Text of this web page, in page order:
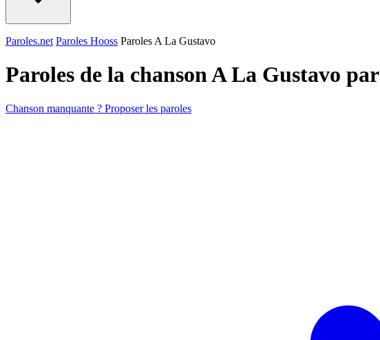
Paroles.net Paroles Hooss Paroles A La Gustavo
Paroles de la chanson A La Gustavo par
Chanson manquante ? Proposer les paroles